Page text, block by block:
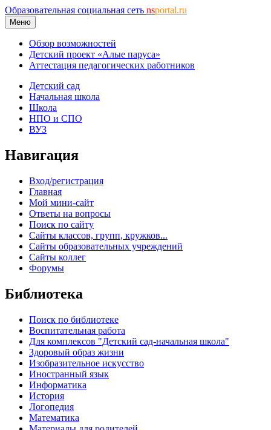
Образовательная социальная сеть nsportal.ru
Меню
Обзор возможностей
Детский проект «Алые паруса»
Аттестация педагогических работников
Детский сад
Начальная школа
Школа
НПО и СПО
ВУЗ
Навигация
Вход/регистрация
Главная
Мой мини-сайт
Ответы на вопросы
Поиск по сайту
Сайты классов, групп, кружков...
Сайты образовательных учреждений
Сайты коллег
Форумы
Библиотека
Поиск по библиотеке
Воспитательная работа
Для комплексов "Детский сад-начальная школа"
Здоровый образ жизни
Изобразительное искусство
Иностранный язык
Информатика
История
Логопедия
Математика